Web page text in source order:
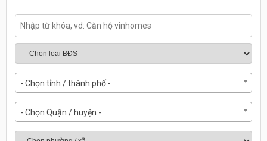
- Chọn tỉnh / thành phố -
- Chọn Quận / huyện -